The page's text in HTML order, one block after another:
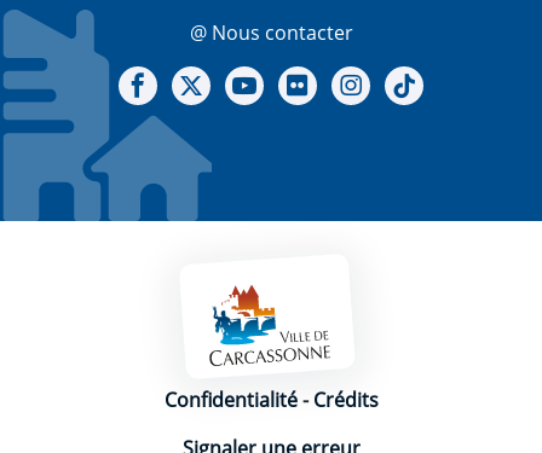
@ Nous contacter
Notre Facebook
Notre X - (twitter)
Notre chaine Youtube
Notre Gallerie sur Flickr
Notre Instagram
Mentions légales
Confidentialité-Crédits